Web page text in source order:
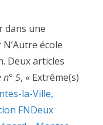
dans une
école
Deux articles
n° 5, « Extrême(s)
la-Ville,
FNDeux